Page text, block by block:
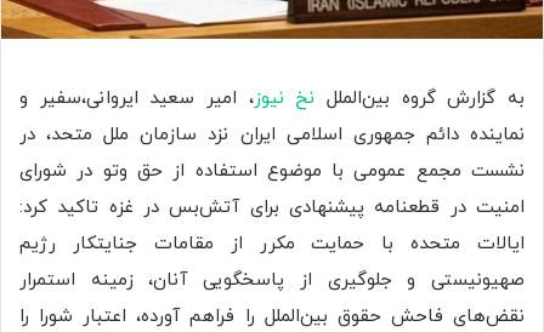
به گزارش گروه بین‌الملل نخ نیوز، امیر سعید ایروانی،سفیر و
نماینده دائم جمهوری اسلامی ایران نزد سازمان ملل متحد، در
نشست مجمع عمومی با موضوع استفاده از حق وتو در شورای
امنیت در قطعنامه پیشنهادی برای آتش‌بس در غزه تاکید کرد:
ایالات متحده با حمایت مکرر از مقامات جنایتکار رژیم
صهیونیستی و جلوگیری از پاسخگویی آنان، زمینه استمرار
نقض‌های فاحش حقوق بین‌الملل را فراهم آورده، اعتبار شورا را